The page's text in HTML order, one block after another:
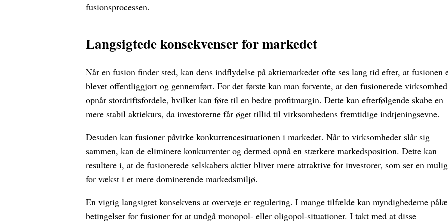
fusionsprocessen.
Langsigtede konsekvenser for markedet
Når en fusion finder sted, kan dens indflydelse på aktiemarkedet ofte ses lang tid efter, at fusionen
blevet offentliggjort og gennemført. For det første kan man forvente, at den fusionerede virksomhed
opnår stordriftsfordele, hvilket kan føre til en bedre profitmargin. Dette kan efterfølgende skabe en
mere stabil aktiekurs, da investorerne får øget tillid til virksomhedens fremtidige indtjeningsevne.
Desuden kan fusioner påvirke konkurrencesituationen i markedet. Når to virksomheder slår sig
sammen, kan de eliminere konkurrenter og dermed opnå en stærkere markedsposition. Dette kan
resultere i, at de fusionerede selskabers aktier bliver mere attraktive for investorer, som ser en
for vækst i et mere dominerende markedsmiljø.
En vigtig langsigtet konsekvens at overveje er regulering. I mange tilfælde kan myndighederne
betingelser for fusioner for at undgå monopol- eller oligopol-situationer. I takt med at disse